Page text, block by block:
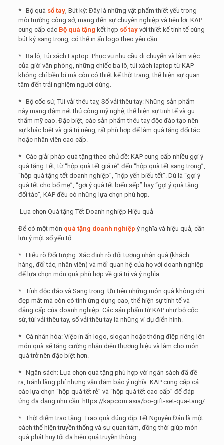
* Bộ quà sổ tay, Bút ký: Đây là những vật phẩm thiết yếu trong
môi trường công sở, mang đến sự chuyên nghiệp và tiện lợi. KAP
cung cấp các Bộ quà tặng kết hợp sổ tayvới thiết kế tinh tế cùng
bút ký sang trọng, có thể in ấn logo theo yêu cầu.
* Ba lô, Túi xách Laptop: Phục vụ nhu cầu di chuyển và làm việc
của giới văn phòng, những chiếc ba lô, túi xách laptop từ KAP
không chỉ bền bỉ mà còn có thiết kế thời trang, thể hiện sự quan
tâm đến trải nghiệm người dùng.
* Bộ cốc sứ, Túi vải thêu tay, Sổ vải thêu tay: Những sản phẩm
này mang đậm nét thủ công mỹ nghệ, thể hiện sự tinh tế và gu
thẩm mỹ cao. Đặc biệt, các sản phẩm thêu tay độc đáo tạo nên
sự khác biệt và giá trị riêng, rất phù hợp để làm quà tặng đối tác
hoặc nhân viên cao cấp.
* Các giải pháp quà tặng theo chủ đề: KAP cung cấp nhiều gợi ý
quà tặng Tết, từ “hộp quà tết giá rẻ” đến “hộp quà tết sang trọng”,
“hộp quà tặng tết doanh nghiệp”, “hộp yến biếu tết”. Dù là “gợi ý
quà tết cho bố mẹ”, “gợi ý quà tết biếu sếp” hay “gợi ý quà tặng
đối tác”, KAP đều có những lựa chọn phù hợp.
Lựa chọn Quà tặng Tết Doanh nghiệp Hiệu quả
Để có một món quà tặng doanh nghiệp ý nghĩa và hiệu quả, cần
lưu ý một số yếu tố:
* Hiểu rõ Đối tượng: Xác định rõ đối tượng nhận quà (khách
hàng, đối tác, nhân viên) và mối quan hệ của họ với doanh nghiệp
để lựa chọn món quà phù hợp về giá trị và ý nghĩa.
* Tính độc đáo và Sang trọng: Ưu tiên những món quà không chỉ
đẹp mắt mà còn có tính ứng dụng cao, thể hiện sự tinh tế và
đẳng cấp của doanh nghiệp. Các sản phẩm từ KAP như bộ cốc
sứ, túi vải thêu tay, sổ vải thêu tay là những ví dụ điển hình.
* Cá nhân hóa: Việc in ấn logo, slogan hoặc thông điệp riêng lên
món quà sẽ tăng cường nhận diện thương hiệu và làm cho món
quà trở nên đặc biệt hơn.
* Ngân sách: Lựa chọn quà tặng phù hợp với ngân sách đã đề
ra, tránh lãng phí nhưng vẫn đảm bảo ý nghĩa. KAP cung cấp cả
các lựa chọn “hộp quà tết rẻ” và “hộp quà tết cao cấp” để đáp
ứng đa dạng nhu cầu. https://kapcom.asia/bo-gift-set-qua-tang/
* Thời điểm trao tặng: Trao quà đúng dịp Tết Nguyên Đán là một
cách thể hiện truyền thống và sự quan tâm, đồng thời giúp món
quà phát huy tối đa hiệu quả truyền thông.